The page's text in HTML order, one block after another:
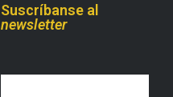
Suscríbanse al
newsletter